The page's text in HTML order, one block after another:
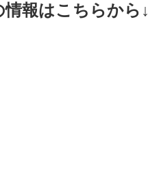
報はこちらから↓